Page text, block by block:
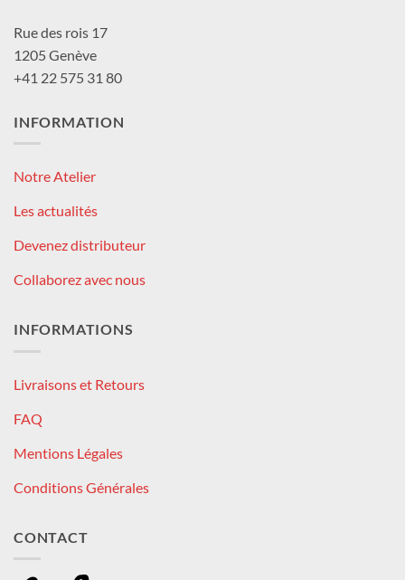
Rue des rois 17
1205 Genève
+41 22 575 31 80
INFORMATION
Notre Atelier
Les actualités
Devenez distributeur
Collaborez avec nous
INFORMATIONS
Livraisons et Retours
FAQ
Mentions Légales
Conditions Générales
CONTACT